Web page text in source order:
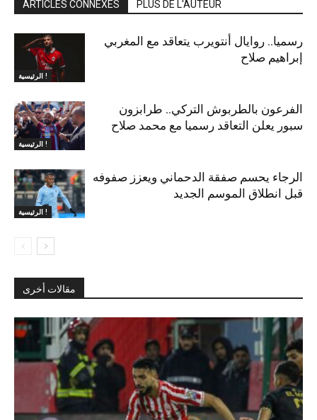
ARTICLES CONNEXES PLUS DE L'AUTEUR
الرئيسية !
رسميا.. روايال أنتويرب يتعاقد مع المغربي
إبراهيم صلاح
الرئيسية !
الفرعون بالطربوش التركي.. طرابزون
سبور يعلن التعاقد رسميا مع محمد صلاح
الرئيسية !
الرجاء يحسم صفقة الدحماني ويعزز صفوفه
قبل انطلاق الموسم الجديد
مقالات أخرى